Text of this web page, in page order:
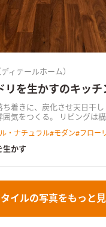
ィテールホーム）
リを生かすのキッチ
ち着きに、炭化させ天日干
リビングは構造材を現した勾
し素材感を大切に。
・ナチュラル#モダン#フロー
生かす
タイルの写真をもっと